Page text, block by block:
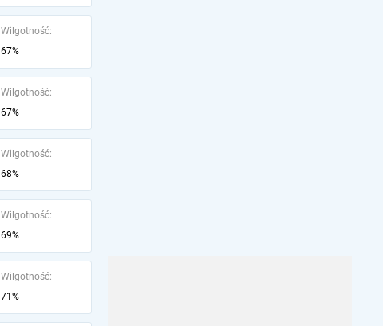
Wilgotność:
67%
Wilgotność:
67%
Wilgotność:
68%
Wilgotność:
69%
Wilgotność:
71%